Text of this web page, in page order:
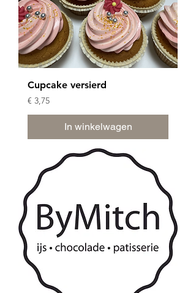
Cupcake versierd
Prijs
€ 3,75
In winkelwagen